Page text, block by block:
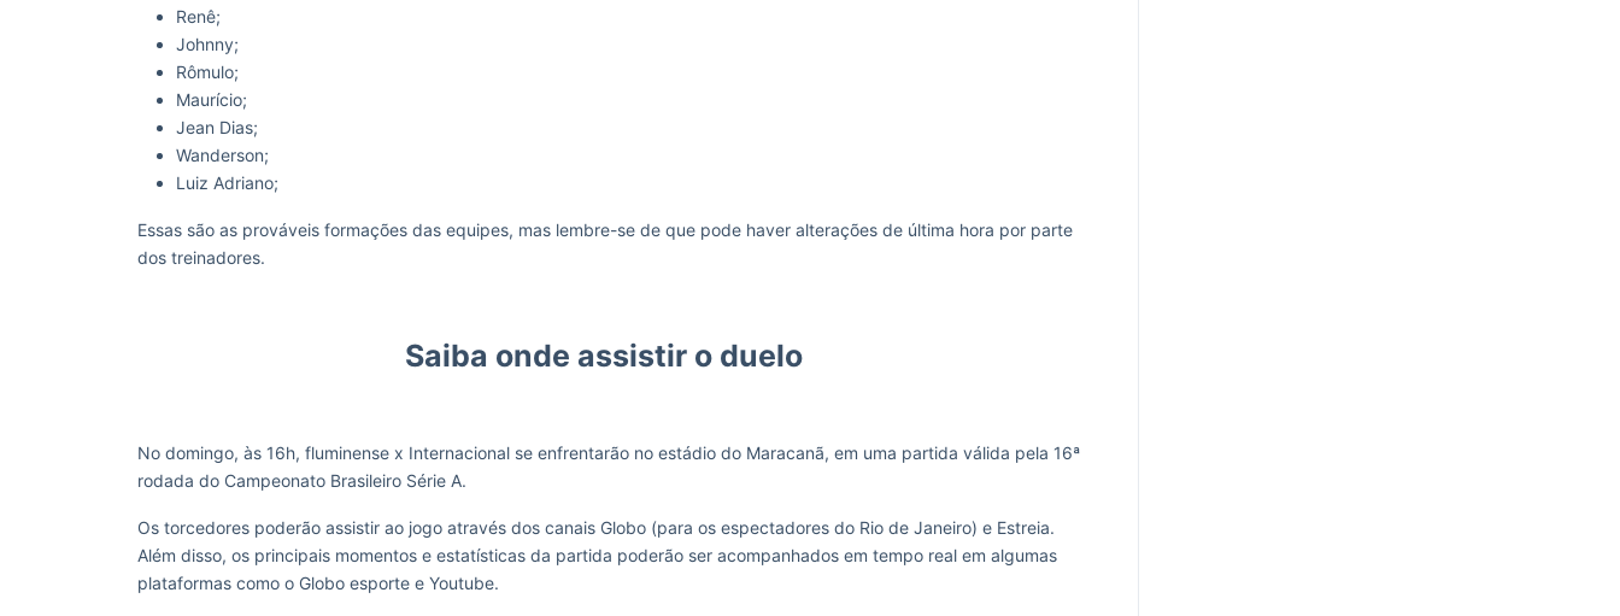
Renê;
Johnny;
Rômulo;
Maurício;
Jean Dias;
Wanderson;
Luiz Adriano;
Essas são as prováveis formações das equipes, mas lembre-se de que pode haver alterações de última hora por parte
dos treinadores.
Saiba onde assistir o duelo
No domingo, às 16h, fluminense x Internacional se enfrentarão no estádio do Maracanã, em uma partida válida pela 16ª
rodada do Campeonato Brasileiro Série A.
Os torcedores poderão assistir ao jogo através dos canais Globo (para os espectadores do Rio de Janeiro) e Estreia.
Além disso, os principais momentos e estatísticas da partida poderão ser acompanhados em tempo real em algumas
plataformas como o Globo esporte e Youtube.